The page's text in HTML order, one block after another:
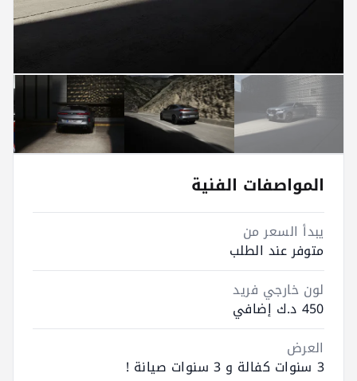
المواصفات الفنية
يبدأ السعر من
متوفر عند الطلب
لون خارجي فريد
450 د.ك إضافي
العرض
3 سنوات كفالة و 3 سنوات صيانة !